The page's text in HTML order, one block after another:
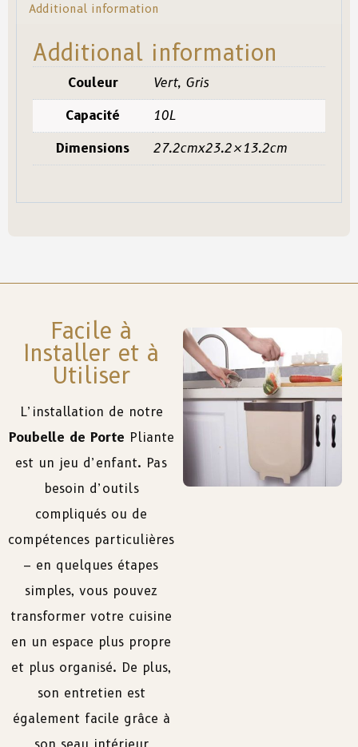
Additional information
Additional information
Couleur Vert, Gris
Capacité 10L
Dimensions 27.2cmx23.2×13.2cm
Facile à
Installer et à
Utiliser
L’installation de notre
Poubelle de Porte Pliante
est un jeu d’enfant. Pas
besoin d’outils
compliqués ou de
compétences particulières
– en quelques étapes
simples, vous pouvez
transformer votre cuisine
en un espace plus propre
et plus organisé. De plus,
son entretien est
également facile grâce à